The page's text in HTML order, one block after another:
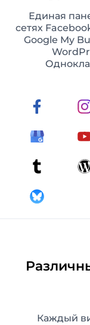
Фото-
одиночные
Единая
сетях
Google My
Каждый